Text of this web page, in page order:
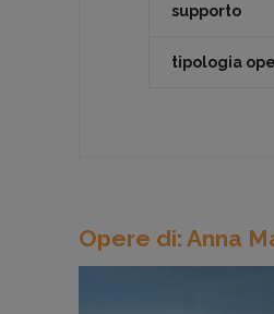
supporto
tipologia
Opere di: Anna